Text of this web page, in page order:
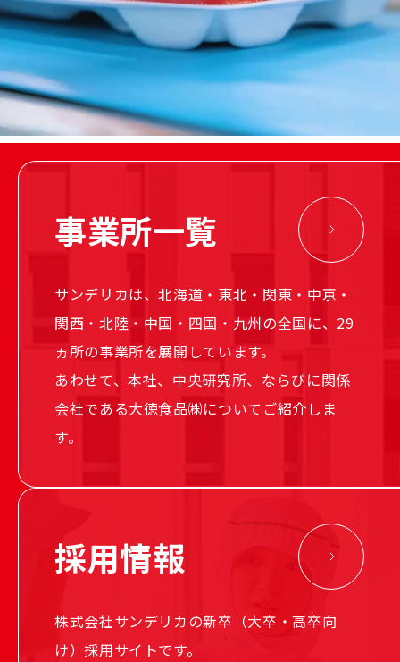
事業所一覧
サンデリカは、北海道・東北・関東・中京・
関西・北陸・中国・四国・九州の全国に、29
ヵ所の事業所を展開しています。
あわせて、本社、中央研究所、ならびに関係
会社である大徳食品㈱についてご紹介しま
す。
採用情報
株式会社サンデリカの新卒（大卒・高卒向
け）採用サイトです。